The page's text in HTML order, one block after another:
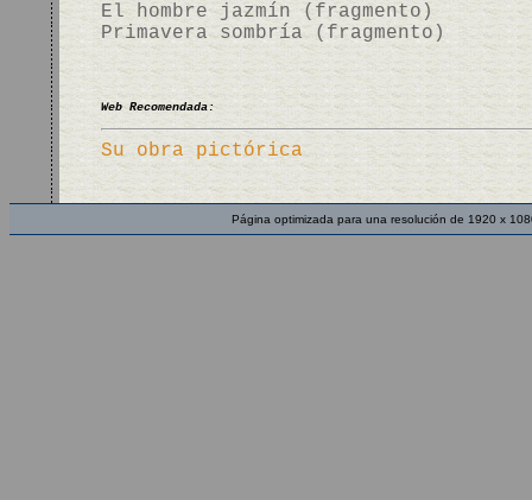
El hombre jazmín (fragmento)
Primavera sombría (fragmento)
Web Recomendada:
Su obra pictórica
Página optimizada para una resolución de 1920 x